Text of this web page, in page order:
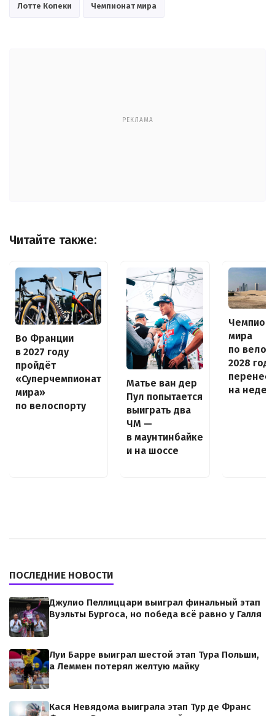
Лотте Копеки Чемпионат мира
РЕКЛАМА
Читайте также:
Во Франции
в 2027 году
пройдёт
«Суперчемпионат
мира»
по велоспорту
Матье ван дер
Пул попытается
выиграть два
ЧМ —
в маунтинбайке
и на шоссе
мира
по
2028 года
на
ПОСЛЕДНИЕ НОВОСТИ
Джулио Пеллиццари выиграл финальный этап
Вуэльты Бургоса, но победа всё равно у Галля
Луи Барре выиграл шестой этап Тура Польши,
а Леммен потерял желтую майку
Кася Невядома выиграла этап Тур де Франс